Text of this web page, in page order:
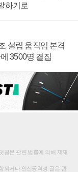
하기로
설립 움직임 본격
3500명 결집
글은 관련 법률에 의해 제재
되거나 인신공격성 글은 관